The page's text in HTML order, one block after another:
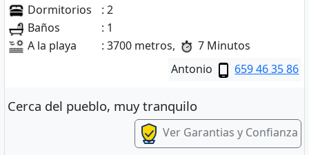
Dormitorios
: 2
Baños
: 1
A la playa
: 3700 metros,
7 Minutos
Antonio
659 46 35 86
Cerca del pueblo, muy tranquilo
Ver Garantias y Confianza